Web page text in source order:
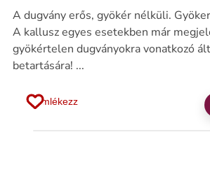
A dugvány erős, gyökér nélküli.
A kallusz egyes esetekben már
gyökértelen dugványokra vonatkozó
betartására! ...
Emlékezz